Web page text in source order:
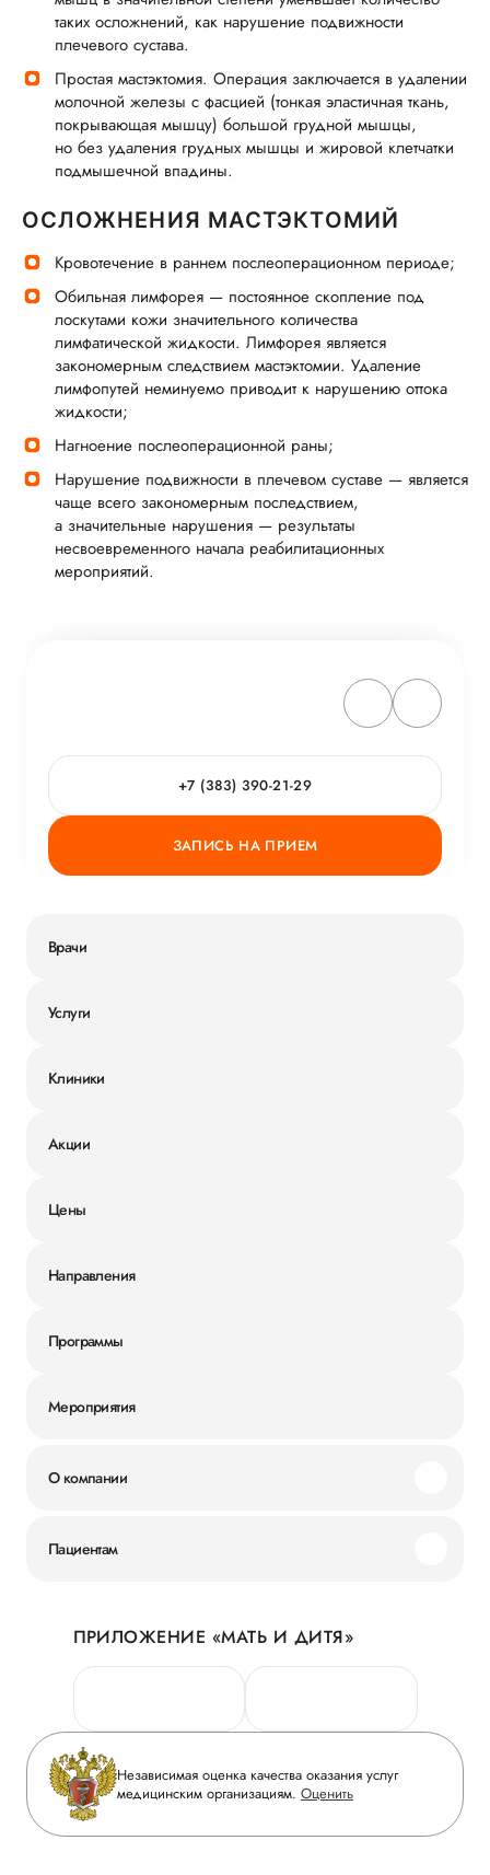
таких осложнений, как нарушение подвижности
плечевого сустава.
Простая мастэктомия. Операция заключается в удалении
молочной железы с фасцией (тонкая эластичная ткань,
покрывающая мышцу) большой грудной мышцы,
но без удаления грудных мышцы и жировой клетчатки
подмышечной впадины.
ОСЛОЖНЕНИЯ МАСТЭКТОМИЙ
Кровотечение в раннем послеоперационном периоде;
Обильная лимфорея — постоянное скопление под
лоскутами кожи значительного количества
лимфатической жидкости. Лимфорея является
закономерным следствием мастэктомии. Удаление
лимфопутей неминуемо приводит к нарушению оттока
жидкости;
Нагноение послеоперационной раны;
Нарушение подвижности в плечевом суставе — является
чаще всего закономерным последствием,
а значительные нарушения — результаты
несвоевременного начала реабилитационных
мероприятий.
+7 (383) 390-21-29
ЗАПИСЬ НА ПРИЕМ
Врачи
Услуги
Клиники
Акции
Цены
Направления
Программы
Мероприятия
О компании
Новости
Руководство
Сотрудничество
Инвесторам
Журнал «Мать и дитя»
Вакансии
Пациентам
Личный кабинет
Персональные данные
Горячая линия качества
Вопрос-ответ
Приложение пациента
Статьи
ПРИЛОЖЕНИЕ «МАТЬ И ДИТЯ»
Независимая оценка качества оказания услуг
медицинским организациям. Оценить